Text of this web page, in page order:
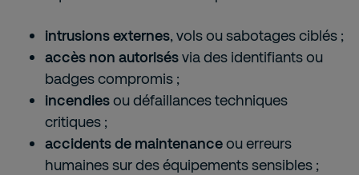
intrusions externes, vols ou sabotages ciblés ;
accès non autorisésvia des identifiants ou
badges compromis ;
incendiesou défaillances techniques
critiques ;
accidents de maintenanceou erreurs
humaines sur des équipements sensibles ;